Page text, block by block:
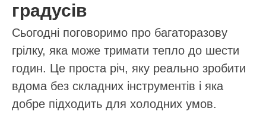
градусів
Сьогодні поговоримо про багаторазову
грілку, яка може тримати тепло до шести
годин. Це проста річ, яку реально зробити
вдома без складних інструментів і яка
добре підходить для холодних умов.